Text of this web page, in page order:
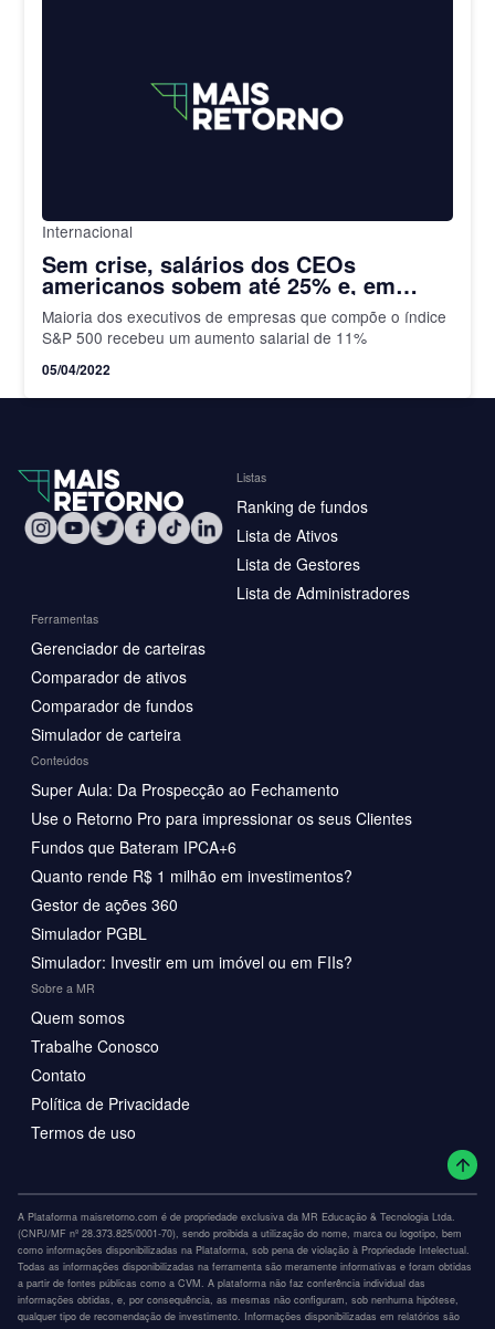
Internacional
Sem crise, salários dos CEOs
americanos sobem até 25% e, em
2022, devem bater novo recorde
Maioria dos executivos de empresas que compõe o índice
S&P 500 recebeu um aumento salarial de 11%
05/04/2022
Listas
Ranking de fundos
Lista de Ativos
Lista de Gestores
Lista de Administradores
Ferramentas
Gerenciador de carteiras
Comparador de ativos
Comparador de fundos
Simulador de carteira
Conteúdos
Super Aula: Da Prospecção ao Fechamento
Use o Retorno Pro para impressionar os seus Clientes
Fundos que Bateram IPCA+6
Quanto rende R$ 1 milhão em investimentos?
Gestor de ações 360
Simulador PGBL
Simulador: Investir em um imóvel ou em FIIs?
Sobre a MR
Quem somos
Trabalhe Conosco
Contato
Política de Privacidade
Termos de uso
A Plataforma maisretorno.com é de propriedade exclusiva da MR Educação & Tecnologia Ltda.
(CNPJ/MF nº 28.373.825/0001-70), sendo proibida a utilização do nome, marca ou logotipo, bem
como informações disponibilizadas na Plataforma, sob pena de violação à Propriedade Intelectual.
Todas as informações disponibilizadas na ferramenta são meramente informativas e foram obtidas
a partir de fontes públicas como a CVM. A plataforma não faz conferência individual das
informações obtidas, e, por consequência, as mesmas não configuram, sob nenhuma hipótese,
qualquer tipo de recomendação de investimento. Informações disponibilizadas em relatórios são